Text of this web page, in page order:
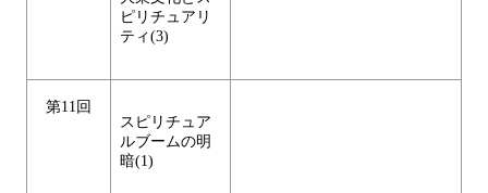
ピリチュアリ
ティ(3)
第11回
スピリチュア
ルブームの明
暗(1)